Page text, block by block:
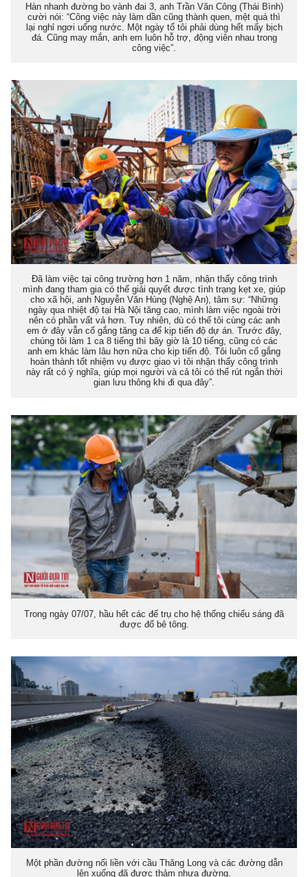
Hàn nhanh đường bo vành đai 3, anh Trần Văn Công (Thái Bình)
cười nói: “Công việc này làm dần cũng thành quen, mệt quá thì
lại nghỉ ngơi uống nước. Một ngày tổ tôi phải dùng hết mấy bịch
đá. Cũng may mắn, anh em luôn hỗ trợ, động viên nhau trong
công việc”.
Đã làm việc tại công trường hơn 1 năm, nhận thấy công trình
mình đang tham gia có thể giải quyết được tình trạng kẹt xe, giúp
cho xã hội, anh Nguyễn Văn Hùng (Nghệ An), tâm sự: “Những
ngày qua nhiệt độ tại Hà Nội tăng cao, mình làm việc ngoài trời
nên có phần vất vả hơn. Tuy nhiên, dù có thế tôi cùng các anh
em ở đây vẫn cố gắng tăng ca để kịp tiến độ dự án. Trước đây,
chúng tôi làm 1 ca 8 tiếng thì bây giờ là 10 tiếng, cũng có các
anh em khác làm lâu hơn nữa cho kịp tiến độ. Tôi luôn cố gắng
hoàn thành tốt nhiệm vụ được giao vì tôi nhận thấy công trình
này rất có ý nghĩa, giúp mọi người và cả tôi có thể rút ngắn thời
gian lưu thông khi đi qua đây”.
Trong ngày 07/07, hầu hết các đế trụ cho hệ thống chiếu sáng đã
được đổ bê tông.
Một phần đường nối liền với cầu Thăng Long và các đường dẫn
lên xuống đã được thảm nhựa đường.